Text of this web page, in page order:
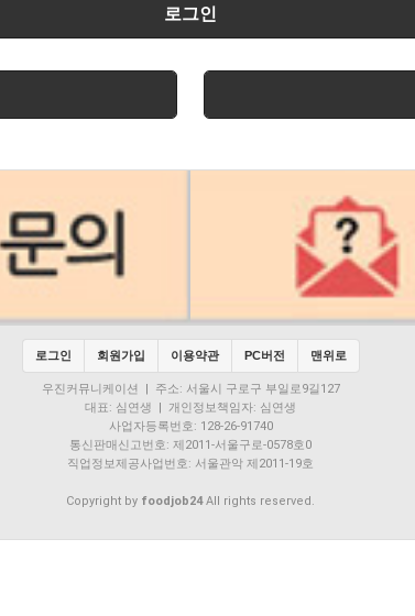
로그인
로그인 회원가입 이용약관 PC버전 맨위로
우진커뮤니케이션 | 주소: 서울시 구로구 부일로9길127
대표: 심연생 | 개인정보책임자: 심연생
사업자등록번호: 128-26-91740
통신판매신고번호: 제2011-서울구로-0578호0
직업정보제공사업번호: 서울관악 제2011-19호
Copyright by foodjob24All rights reserved.